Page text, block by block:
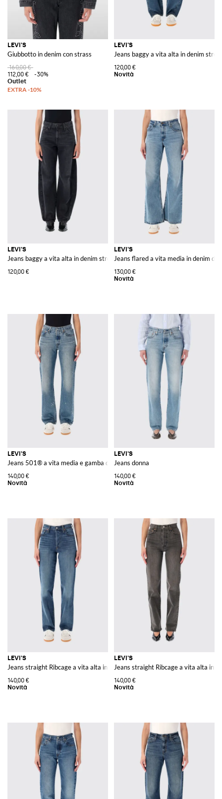
LEVI'S
Giubbotto in denim con strass
160,00 €
112,00 €
-30%
LEVI'S
Jeans baggy a vita alta in denim
120,00 €
LEVI'S
Jeans baggy a vita alta in denim stretch
120,00 €
LEVI'S
Jeans flared a vita media in denim di
130,00 €
LEVI'S
Jeans 501® a vita media e gamba dritta in denim di cotone
140,00 €
LEVI'S
Jeans donna
140,00 €
LEVI'S
Jeans straight Ribcage a vita alta in denim di cotone e lyocell
140,00 €
LEVI'S
Jeans straight Ribcage a vita alta in
140,00 €